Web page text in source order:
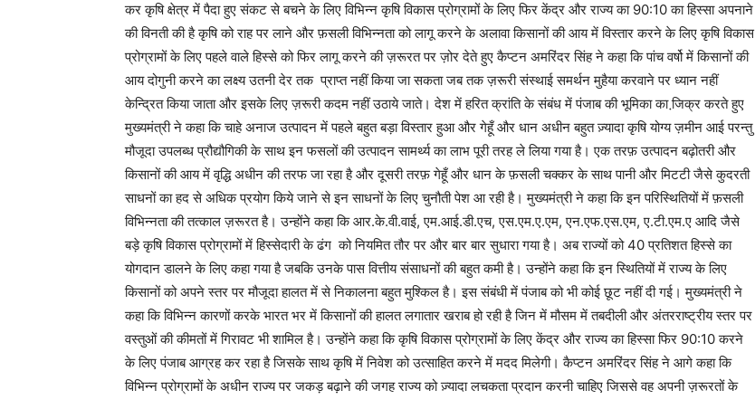
कर कृषि क्षेत्र में पैदा हुए संकट से बचने के लिए विभिन्न कृषि विकास प्रोग्रामों के लिए फिर केंद्र और राज्य का 90:10 का हिस्सा अपनाने
की विनती की है कृषि को राह पर लाने और फ़सली विभिन्नता को लागू करने के अलावा किसानों की आय में विस्तार करने के लिए कृषि विकास
प्रोग्रामों के लिए पहले वाले हिस्से को फिर लागू करने की ज़रूरत पर ज़ोर देते हुए कैप्टन अमरिंदर सिंह ने कहा कि पांच वर्षो में किसानों की
आय दोगुनी करने का लक्ष्य उतनी देर तक प्राप्त नहीं किया जा सकता जब तक ज़रूरी संस्थाई समर्थन मुहैया करवाने पर ध्यान नहीं
केन्द्रित किया जाता और इसके लिए ज़रूरी कदम नहीं उठाये जाते। देश में हरित क्रांति के संबंध में पंजाब की भूमिका का जि़क्र करते हुए
मुख्यमंत्री ने कहा कि चाहे अनाज उत्पादन में पहले बहुत बड़ा विस्तार हुआ और गेहूँ और धान अधीन बहुत ज़्यादा कृषि योग्य ज़मीन आई परन्तु
मौजूदा उपलब्ध प्रौद्यौगिकी के साथ इन फसलों की उत्पादन सामर्थ्य का लाभ पूरी तरह ले लिया गया है। एक तरफ़ उत्पादन बढ़ोतरी और
किसानों की आय में वृद्धि अधीन की तरफ जा रहा है और दूसरी तरफ़ गेहूँ और धान के फ़सली चक्कर के साथ पानी और मिटटी जैसे कुदरती
साधनों का हद से अधिक प्रयोग किये जाने से इन साधनों के लिए चुनौती पेश आ रही है। मुख्यमंत्री ने कहा कि इन परिस्थितियों में फ़सली
विभिन्नता की तत्काल ज़रूरत है। उन्होंने कहा कि आर.के.वी.वाई, एम.आई.डी.एच, एस.एम.ए.एम, एन.एफ.एस.एम, ए.टी.एम.ए आदि जैसे
बड़े कृषि विकास प्रोग्रामों में हिस्सेदारी के ढंग को नियमित तौर पर और बार बार सुधारा गया है। अब राज्यों को 40 प्रतिशत हिस्से का
योगदान डालने के लिए कहा गया है जबकि उनके पास वित्तीय संसाधनों की बहुत कमी है। उन्होंने कहा कि इन स्थितियों में राज्य के लिए
किसानों को अपने स्तर पर मौजूदा हालत में से निकालना बहुत मुश्किल है। इस संबंधी में पंजाब को भी कोई छूट नहीं दी गई। मुख्यमंत्री ने
कहा कि विभिन्न कारणों करके भारत भर में किसानों की हालत लगातार खराब हो रही है जिन में मौसम में तबदीली और अंतरराष्ट्रीय स्तर पर
वस्तुओं की कीमतों में गिरावट भी शामिल है। उन्होंने कहा कि कृषि विकास प्रोग्रामों के लिए केंद्र और राज्य का हिस्सा फिर 90:10 करने
के लिए पंजाब आग्रह कर रहा है जिसके साथ कृषि में निवेश को उत्साहित करने में मदद मिलेगी। कैप्टन अमरिंदर सिंह ने आगे कहा कि
विभिन्न प्रोग्रामों के अधीन राज्य पर जकड़ बढ़ाने की जगह राज्य को ज़्यादा लचकता प्रदान करनी चाहिए जिससे वह अपनी ज़रूरतों के